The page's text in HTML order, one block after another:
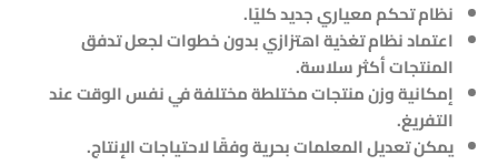
نظام تحكم معياري جديد كليًا.
اعتماد نظام تغذية اهتزازي بدون خطوات لجعل تدفق
المنتجات أكثر سلاسة.
إمكانية وزن منتجات مختلطة مختلفة في نفس الوقت عند
التفريغ.
يمكن تعديل المعلمات بحرية وفقًا لاحتياجات الإنتاج.